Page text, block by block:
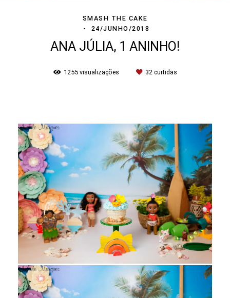
SMASH THE CAKE
24/JUNHO/2018
ANA JÚLIA, 1 ANINHO!
1255visualizações 32curtidas